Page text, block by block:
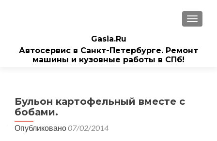
Gasia.Ru
Автосервис в Санкт-Петербурге. Ремонт
машины и кузовные работы в СПб!
Бульон картофельный вместе с
бобами.
Опубликовано07/02/2014